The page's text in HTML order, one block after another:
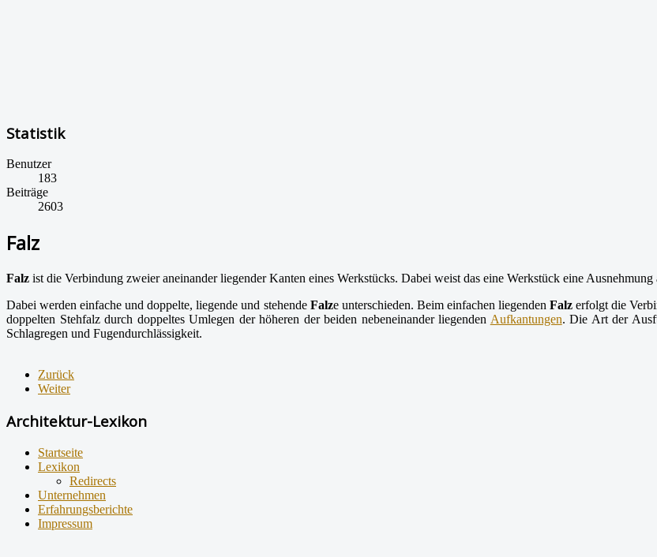
Statistik
Benutzer
183
Beiträge
2603
Falz
Falz ist die Verbindung zweier aneinander liegender Kanten eines Werkstücks. Dabei weist das eine Werkstück eine
Dabei werden einfache und doppelte, liegende und stehende Falze unterschieden. Beim einfachen liegendenFalz erfolgt die
doppelten Stehfalz durch doppeltes Umlegen der höheren der beiden nebeneinander liegenden Aufkantungen. Die Art der
Schlagregen und Fugendurchlässigkeit.
Zurück
Weiter
Architektur-Lexikon
Startseite
Lexikon
Redirects
Unternehmen
Erfahrungsberichte
Impressum